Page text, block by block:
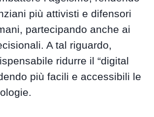
più attivisti e difensori
partecipando anche ai
A tal riguardo,
ridurre il “digital
più facili e accessibili le